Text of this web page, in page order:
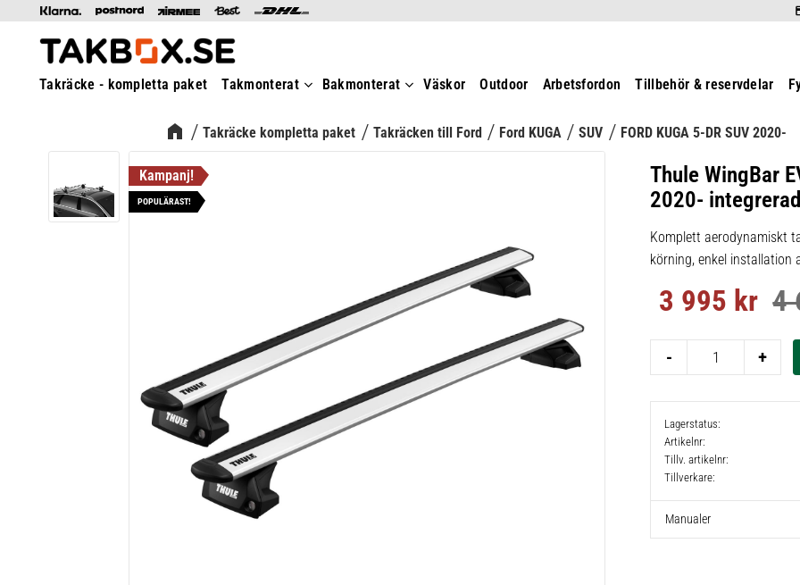
Takräcke - kompletta paket Takmonterat Bakmonterat Väskor Outdoor Arbetsfordon Tillbehör & reservdelar
Takräcke kompletta paket Takräcken till Ford Ford KUGA SUV FORD KUGA 5-DR SUV 2020-
Thule WingBar
2020-
Komplett aerodynamiskt
körning, enkel installation
POPULÄRAST!
Nedsatt pris:
3 995 kr 4
+
-
Lagerstatus
Artikelnr
Tillv. artikelnr
Tillverkare
Manualer